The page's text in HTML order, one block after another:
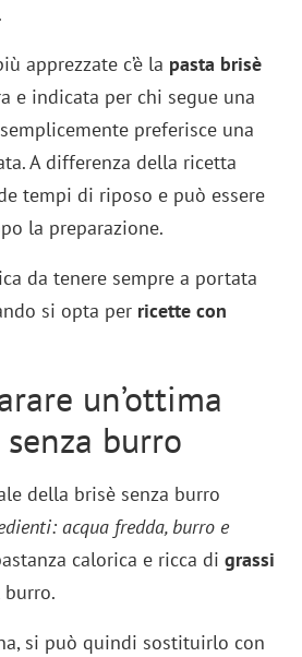
apprezzate c’è la pasta brisè
e indicata per chi segue una
preferisce una
A differenza della ricetta
tempi di riposo e può essere
la preparazione.
da tenere sempre a portata
si opta per ricette con
un’ottima
burro
della brisè senza burro
acqua fredda, burro e
calorica e ricca digrassi
si può quindi sostituirlo con